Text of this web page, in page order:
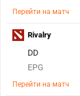
Перейти на матч
DD
EPG
Перейти на матч
Rivalry